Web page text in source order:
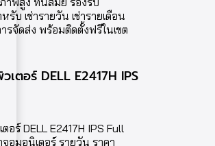
รับ เช่ารายวัน เช่ารายเดือน
รจัดส่ง พร้อมติดตั้งฟรีในเขต
เตอร์ DELL E2417H IPS
อร์ DELL E2417H IPS Full
จอมอนิเตอร์ รายวัน ราคา